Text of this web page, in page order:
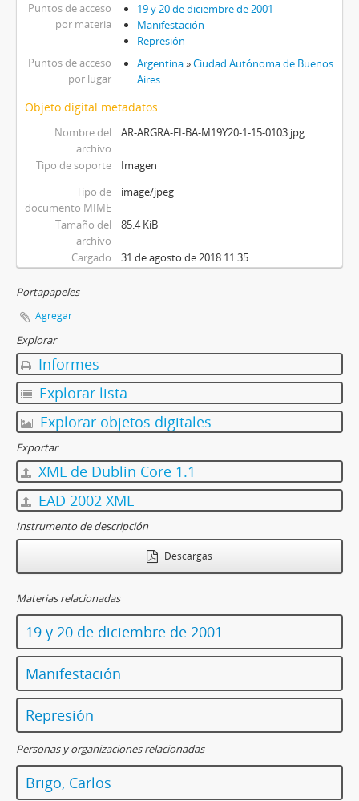
Puntos de acceso
por materia
19 y 20 de diciembre de 2001
Manifestación
Represión
Puntos de acceso
por lugar
Argentina»Ciudad Autónoma de Buenos
Aires
Objeto digital metadatos
Nombre del
archivo
AR-ARGRA-FI-BA-M19Y20-1-15-0103.jpg
Tipo de soporte
Imagen
Tipo de
documento MIME
image/jpeg
Tamaño del
archivo
85.4 KiB
Cargado 31 de agosto de 2018 11:35
Portapapeles
Agregar
Explorar
Informes
Explorar lista
Explorar objetos digitales
Exportar
XML de Dublin Core 1.1
EAD 2002 XML
Instrumento de descripción
Descargas
Materias relacionadas
19 y 20 de diciembre de 2001
Manifestación
Represión
Personas y organizaciones relacionadas
Brigo, Carlos